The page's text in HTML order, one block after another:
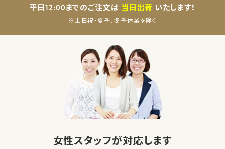
平日12:00までのご注文は 当日出荷 いたします！
※土日祝・夏季、冬季休業を除く
女性スタッフが対応します